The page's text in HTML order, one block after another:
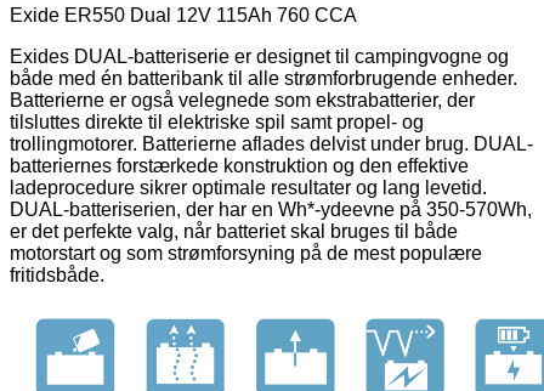
Exide ER550 Dual 12V 115Ah 760 CCA
Exides DUAL-batteriserie er designet til campingvogne og
både med én batteribank til alle strømforbrugende enheder.
Batterierne er også velegnede som ekstrabatterier, der
tilsluttes direkte til elektriske spil samt propel- og
trollingmotorer. Batterierne aflades delvist under brug. DUAL-
batteriernes forstærkede konstruktion og den effektive
ladeprocedure sikrer optimale resultater og lang levetid.
DUAL-batteriserien, der har en Wh*-ydeevne på 350-570Wh,
er det perfekte valg, når batteriet skal bruges til både
motorstart og som strømforsyning på de mest populære
fritidsbåde.